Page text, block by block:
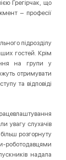
Грегірчак, що
– професії
підрозділу
гостей. Крім
на групи у
отримувати
та відповіді
увагу слухачів
розгорнуту
роботодавцями
надала